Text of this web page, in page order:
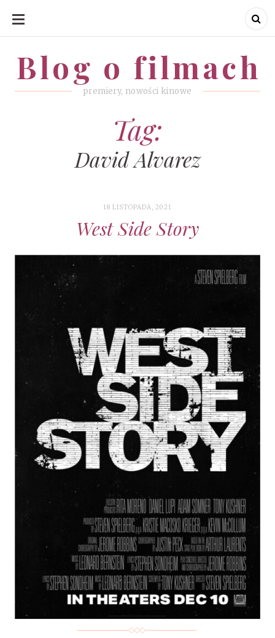
SKIP
CONTENT
Blog o filmach
premiery, nowości kinowe
Blog o filmach
Tag:
David Alvarez
18 LISTOPADA, 2021
West Side Story